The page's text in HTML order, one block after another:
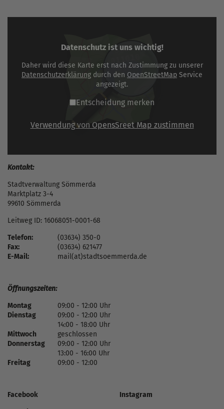
Datenschutz ist uns wichtig!
Daher wird diese Karte erst nach Zustimmung zu unserer
Datenschutzerklärung durch den OpenStreetMap Service
angezeigt.
Entscheidung merken
Verwendung von OpensSreet Map zustimmen
Kontakt:
Stadtverwaltung Sömmerda
Marktplatz 3-4
99610 Sömmerda
Leitweg ID: 16068051-0001-68
Telefon:
(03634) 350-0
Fax:
(03634) 621477
E-Mail:
mail(at)stadtsoemmerda.de
Öffnungszeiten:
Montag
09:00 - 12:00 Uhr
Dienstag
09:00 - 12:00 Uhr
14:00 - 18:00 Uhr
Mittwoch
geschlossen
Donnerstag
09:00 - 12:00 Uhr
13:00 - 16:00 Uhr
Freitag
09:00 - 12:00
Facebook
Instagram